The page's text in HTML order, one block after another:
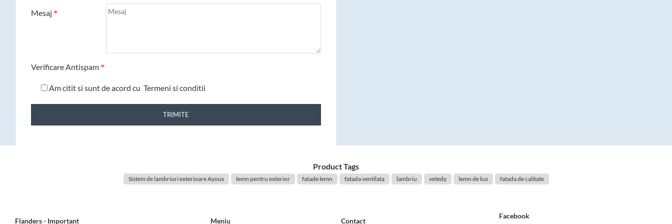
Mesaj
Verificare Antispam
Am citit si sunt de acord cu Termeni si conditii
TRIMITE
Product Tags
Sistem de lambriuri exterioare Ayous lemn pentru exterior fatade lemn fatada ventilata lambriu vetedy lemn de lux fatada de calitate
Flanders - Important Meniu Contact
Facebook